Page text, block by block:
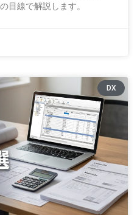
目線で解説します。
DX